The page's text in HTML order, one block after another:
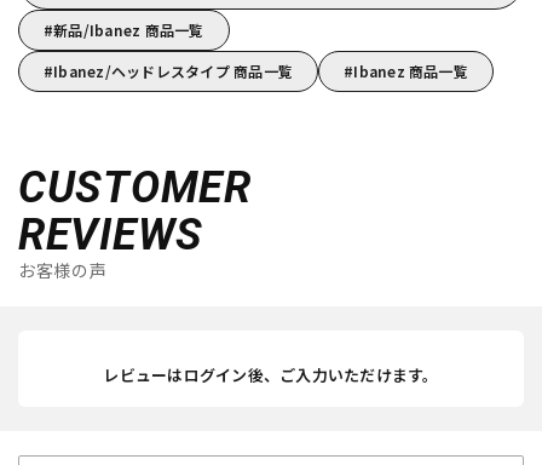
新品/Ibanez 商品一覧
Ibanez/ヘッドレスタイプ 商品一覧
Ibanez 商品一覧
CUSTOMER
REVIEWS
お客様の声
レビューはログイン後、ご入力いただけます。